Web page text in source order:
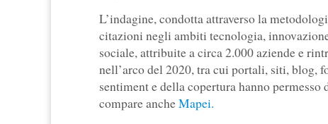
L’indagine, condotta attraverso la
citazioni negli ambiti tecnologia,
sociale, attribuite a circa 2.000 aziende e
nell’arco del 2020, tra cui portali, siti, blog,
sentiment e della copertura hanno
compare ancheMapei.